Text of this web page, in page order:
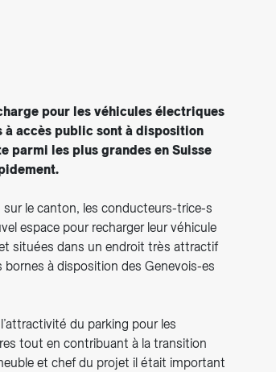
pour les véhicules électriques
à accès public sont à disposition
parmi les plus grandes en Suisse
le canton, les conducteurs-trice-s
espace pour recharger leur véhicule
situées dans un endroit très attractif
bornes à disposition des Genevois-es
du parking pour les
tout en contribuant à la transition
et chef du projet il était important